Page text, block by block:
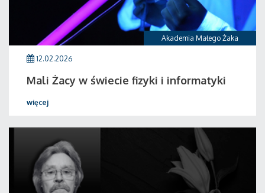
Akademia Małego Żaka
12.02.2026
Mali Żacy w świecie fizyki i informatyki
więcej